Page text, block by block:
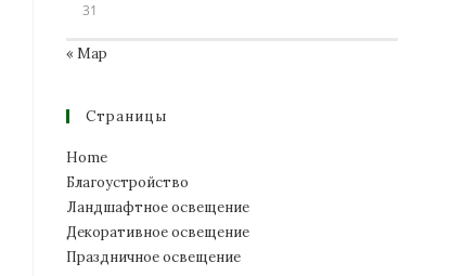
31
« Мар
Страницы
Home
Благоустройство
Ландшафтное освещение
Декоративное освещение
Праздничное освещение